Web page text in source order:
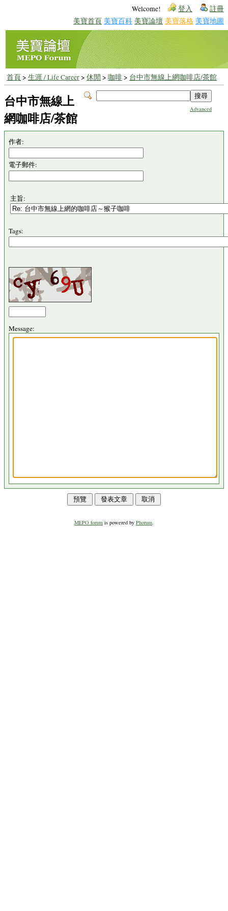
Welcome! 登入 註冊
美寶首頁 美寶百科 美寶論壇 美寶落格 美寶地圖
首頁> 生涯 / Life Career> 休閒 > 咖啡> 台中市無線上網咖啡店/茶館
Advanced
台中市無線上
網咖啡店/茶館
作者:
電子郵件:
主旨:
Tags:
Message:
MEPO forum is powered by Phorum.